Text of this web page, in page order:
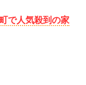
で人気殺到の家